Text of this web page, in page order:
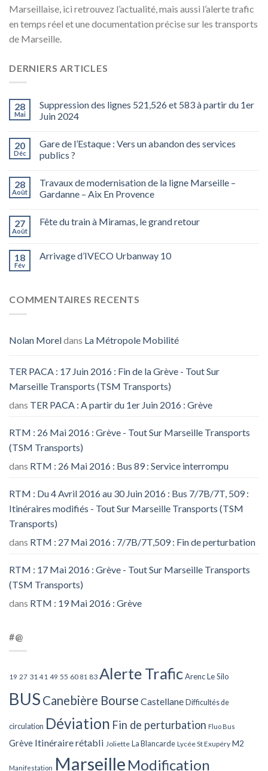
Marseillaise, ici retrouvez l’actualité, mais aussi l’alerte trafic
en temps réel et une documentation précise sur les transports
de Marseille.
DERNIERS ARTICLES
28
Mai
Suppression des lignes 521,526 et 583 à partir du 1er
Juin 2024
20
Déc
Gare de l’Estaque : Vers un abandon des services
publics ?
28
Août
Travaux de modernisation de la ligne Marseille –
Gardanne – Aix En Provence
27
Août
Fête du train à Miramas, le grand retour
18
Fév
Arrivage d’IVECO Urbanway 10
COMMENTAIRES RECENTS
Nolan Moreldans La Métropole Mobilité
TER PACA : 17 Juin 2016 : Fin de la Grève - Tout Sur
Marseille Transports (TSM Transports)
dans TER PACA : A partir du 1er Juin 2016 : Grève
RTM : 26 Mai 2016 : Grève - Tout Sur Marseille Transports
(TSM Transports)
dans RTM : 26 Mai 2016 : Bus 89 : Service interrompu
RTM : Du 4 Avril 2016 au 30 Juin 2016 : Bus 7/7B/7T, 509 :
Itinéraires modifiés - Tout Sur Marseille Transports (TSM
Transports)
dans RTM : 27 Mai 2016 : 7/7B/7T,509 : Fin de perturbation
RTM : 17 Mai 2016 : Grève - Tout Sur Marseille Transports
(TSM Transports)
dans RTM : 19 Mai 2016 : Grève
#@
19 27 31 41 49 55 60 81 83 Alerte TraficArenc Le Silo
BUS Canebière Bourse Castellane Difficultés de
circulation Déviation Fin de perturbation Fluo Bus
Grève Itinéraire rétabli Joliette La Blancarde Lycée St Exupéry M2
Manifestation Marseille Modification